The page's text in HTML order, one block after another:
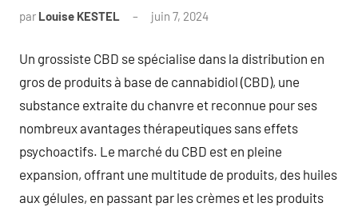
par Louise KESTEL juin 7, 2024
Un grossiste CBD se spécialise dans la distribution en
gros de produits à base de cannabidiol (CBD), une
substance extraite du chanvre et reconnue pour ses
nombreux avantages thérapeutiques sans effets
psychoactifs. Le marché du CBD est en pleine
expansion, offrant une multitude de produits, des huiles
aux gélules, en passant par les crèmes et les produits